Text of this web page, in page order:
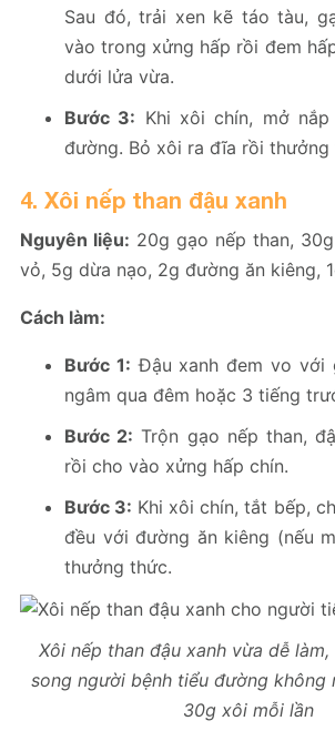
Sau đó, trải xen kẽ táo tàu,
vào trong xửng hấp rồi đem
dưới lửa vừa.
Bước 3: Khi xôi chín, mở
đường. Bỏ xôi ra đĩa rồi thưởng
4. Xôi nếp than đậu xanh
Nguyên liệu: 20g gạo nếp than,
vỏ, 5g dừa nạo, 2g đường ăn kiêng,
Cách làm:
Bước 1: Đậu xanh đem vo với
ngâm qua đêm hoặc 3 tiếng
Bước 2: Trộn gạo nếp than,
rồi cho vào xửng hấp chín.
Bước 3: Khi xôi chín, tắt bếp,
đều với đường ăn kiêng (nếu
thưởng thức.
Xôi nếp than đậu xanh vừa dễ
song người bệnh tiểu đường không
30g xôi mỗi lần